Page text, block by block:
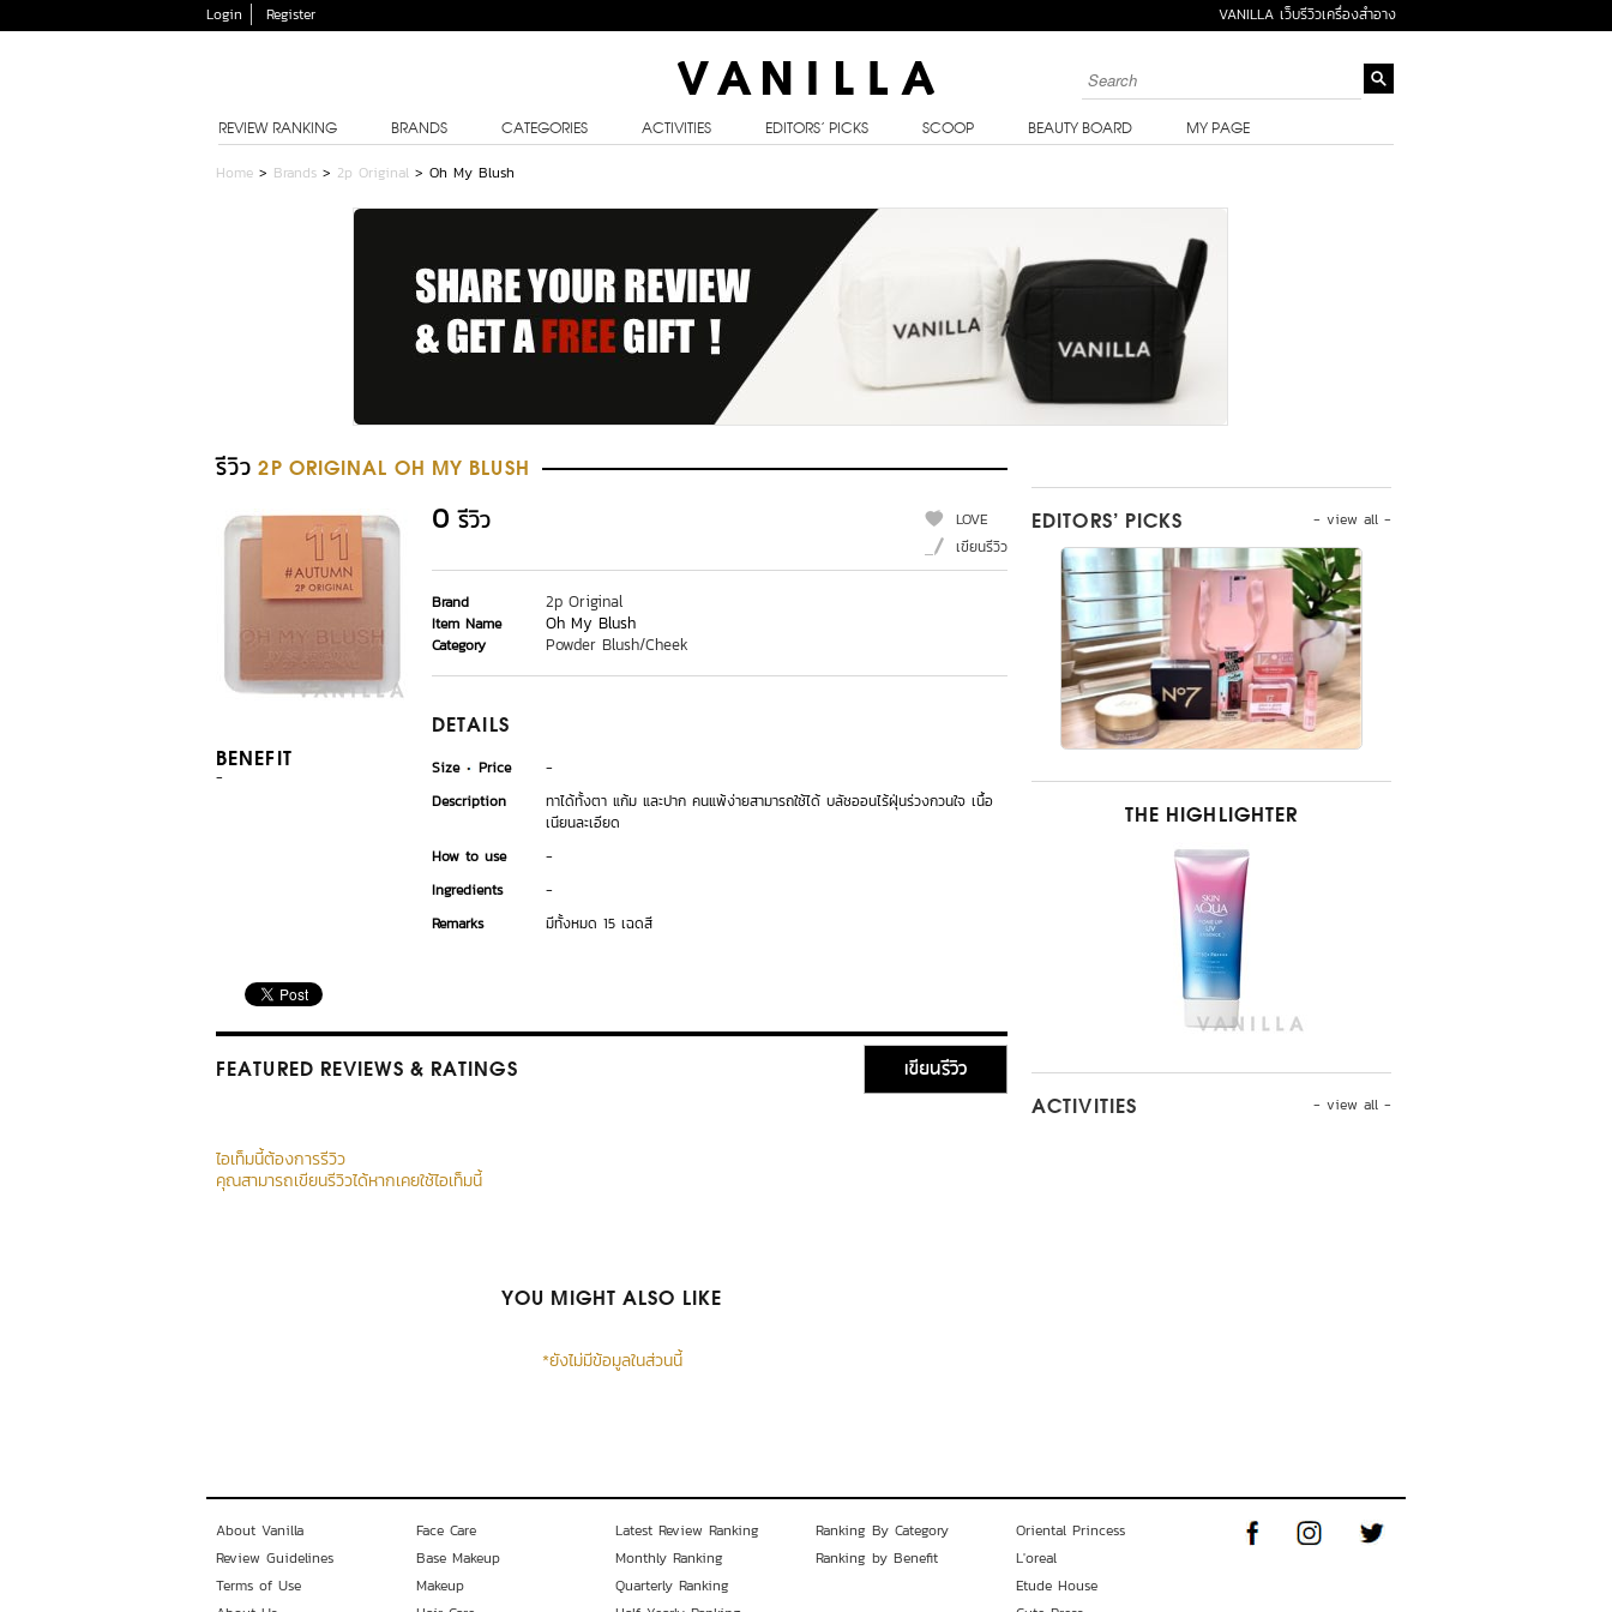
Login Register VANILLA เว็บรีวิวเครื่องสำอาง
REVIEW RANKING BRANDS CATEGORIES ACTIVITIES EDITORS’ PICKS SCOOP BEAUTY BOARD MY PAGE
Home > Brands > 2p Original > Oh My Blush
รีวิว 2P ORIGINAL OH MY BLUSH
BENEFIT
-
0 รีวิว
LOVE
เขียนรีวิว
Brand 2p Original
Item Name Oh My Blush
Category Powder Blush/Cheek
DETAILS
Size Price
-
Description
ทาได้ทั้งตา แก้ม และปาก คนแพ้ง่ายสามารถใช้ได้ บลัชออนไร้ฝุ่นร่วงกวนใจ เนื้อ
เนียนละเอียด
How to use
-
Ingredients
-
Remarks
มีทั้งหมด 15 เฉดสี
FEATURED REVIEWS & RATINGS เขียนรีวิว
ไอเท็มนี้ต้องการรีวิว
คุณสามารถเขียนรีวิวได้หากเคยใช้ไอเท็มนี้
YOU MIGHT ALSO LIKE
*ยังไม่มีข้อมูลในส่วนนี้
- view all -
EDITORS’ PICKS
THE HIGHLIGHTER
- view all -
ACTIVITIES
About Vanilla
Review Guidelines
Terms of Use
Face Care
Base Makeup
Makeup
Latest Review Ranking
Monthly Ranking
Quarterly Ranking
Ranking By Category
Ranking by Benefit
Oriental Princess
L'oreal
Etude House